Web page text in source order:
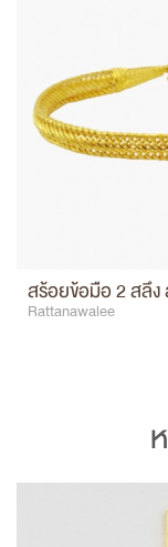
สร้อยข้อมือ 2 สลึ
Rattanawalee